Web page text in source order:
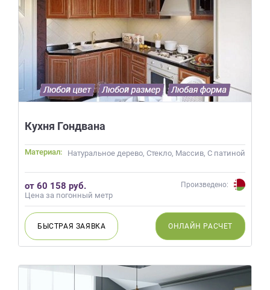
Кухня Гондвана
Материал: Натуральное дерево, Стекло, Массив, С патиной
от 60 158 руб.
Цена за погонный метр
Произведено:
БЫСТРАЯ ЗАЯВКА ОНЛАЙН РАСЧЕТ